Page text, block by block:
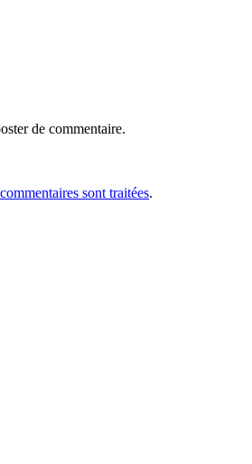
de commentaire.
sont traitées.